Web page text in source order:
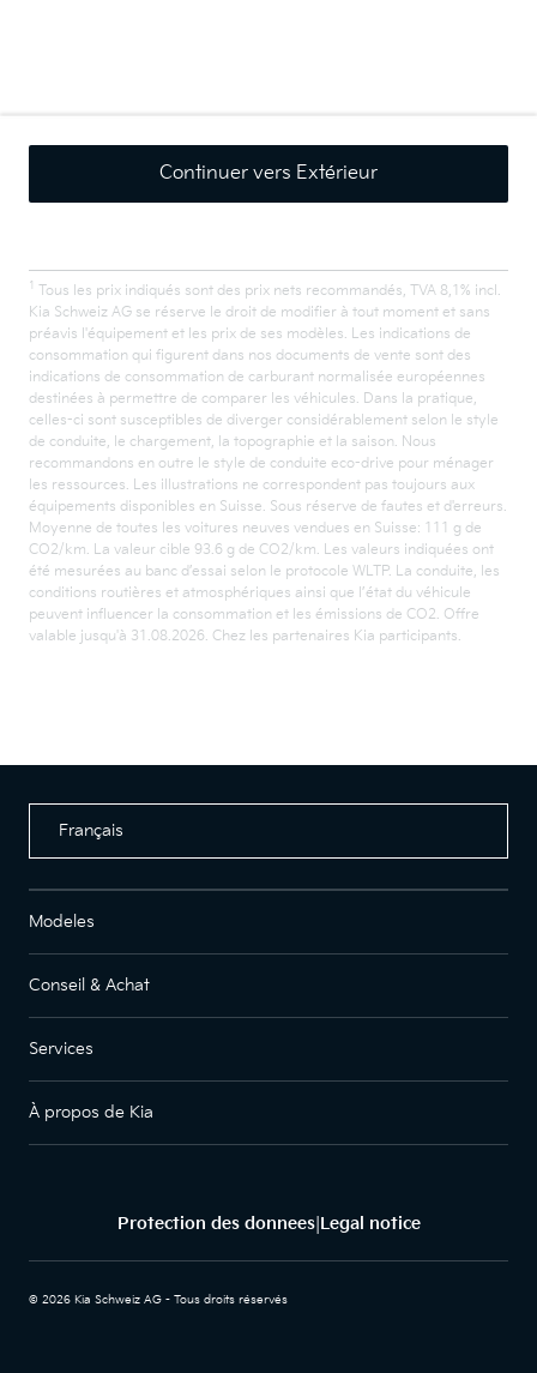
Continuer vers Extérieur
1 Tous les prix indiqués sont des prix nets recommandés, TVA 8,1% incl.
Kia Schweiz AG se réserve le droit de modifier à tout moment et sans
préavis l'équipement et les prix de ses modèles. Les indications de
consommation qui figurent dans nos documents de vente sont des
indications de consommation de carburant normalisée européennes
destinées à permettre de comparer les véhicules. Dans la pratique,
celles-ci sont susceptibles de diverger considérablement selon le style
de conduite, le chargement, la topographie et la saison. Nous
recommandons en outre le style de conduite eco-drive pour ménager
les ressources. Les illustrations ne correspondent pas toujours aux
équipements disponibles en Suisse. Sous réserve de fautes et d'erreurs.
Moyenne de toutes les voitures neuves vendues en Suisse: 111 g de
CO2/km. La valeur cible 93.6 g de CO2/km. Les valeurs indiquées ont
été mesurées au banc d’essai selon le protocole WLTP. La conduite, les
conditions routières et atmosphériques ainsi que l’état du véhicule
peuvent influencer la consommation et les émissions de CO2. Offre
valable jusqu'à 31.08.2026. Chez les partenaires Kia participants.
Français
Modeles
Conseil & Achat
Services
À propos de Kia
Protection des donnees| Legal notice
© 2026 Kia Schweiz AG - Tous droits réservés